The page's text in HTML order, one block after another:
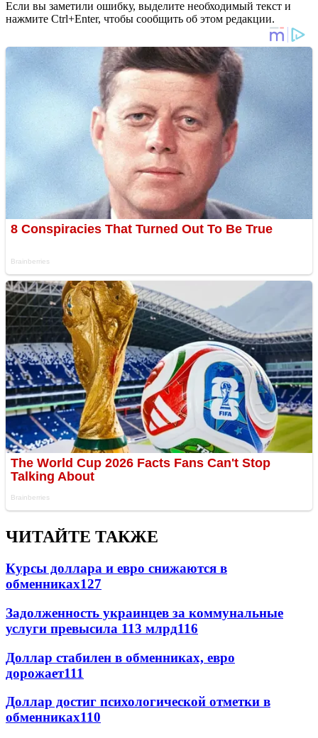
Если вы заметили ошибку, выделите необходимый текст и
нажмите Ctrl+Enter, чтобы сообщить об этом редакции.
ЧИТАЙТЕ ТАКЖЕ
Курсы доллара и евро снижаются в
обменниках127
Задолженность украинцев за коммунальные
услуги превысила 113 млрд116
Доллар стабилен в обменниках, евро
дорожает111
Доллар достиг психологической отметки в
обменниках110